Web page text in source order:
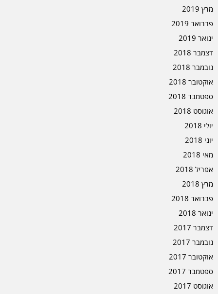
מרץ 2019
פברואר 2019
ינואר 2019
דצמבר 2018
נובמבר 2018
אוקטובר 2018
ספטמבר 2018
אוגוסט 2018
יולי 2018
יוני 2018
מאי 2018
אפריל 2018
מרץ 2018
פברואר 2018
ינואר 2018
דצמבר 2017
נובמבר 2017
אוקטובר 2017
ספטמבר 2017
אוגוסט 2017